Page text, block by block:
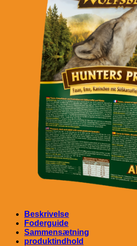
Beskrivelse
Foderguide
Sammensætning
produktindhold